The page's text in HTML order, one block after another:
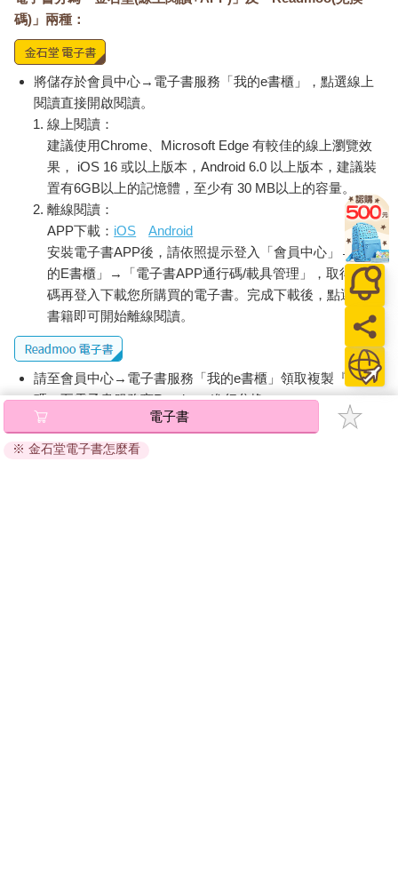
碼)」兩種：
將儲存於會員中心→電子書服務「我的e書櫃」，點選線上
閱讀直接開啟閱讀。
線上閱讀：
建議使用Chrome、Microsoft Edge 有較佳的線上瀏覽效
果， iOS 16 或以上版本，Android 6.0 以上版本，建議裝
置有6GB以上的記憶體，至少有 30 MB以上的容量。
離線閱讀：
APP下載： iOS
Android
安裝電子書APP後，請依照提示登入「會員中心」→「我
的E書櫃」→「電子書APP通行碼/載具管理」，取得通行
碼再登入下載您所購買的電子書。完成下載後，點選任一
書籍即可開始離線閱讀。
請至會員中心→電子書服務「我的e書櫃」領取複製『兌換
碼』至電子書服務商Readmoo進行兌換。
退換貨須知：
因版權保護，您在金石堂所購買的電子書僅能以金石堂專屬
電子書
※ 金石堂電子書怎麼看